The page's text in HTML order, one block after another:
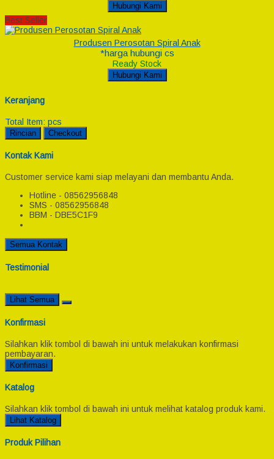
Hubungi Kami
Best Seller
Produsen Perosotan Spiral Anak
*harga hubungi cs
Ready Stock
Hubungi Kami
Keranjang
Total Item: pcs
Rincian Checkout
Kontak Kami
Customer service kami siap melayani dan membantu Anda.
Hotline - 08562956848
SMS - 08562956848
BBM - DBE5C1F9
Semua Kontak
Testimonial
Lihat Semua
Konfirmasi
Silahkan klik tombol di bawah ini untuk melakukan konfirmasi
pembayaran.
Konfirmasi
Katalog
Silahkan klik tombol di bawah ini untuk melihat katalog produk kami.
Lihat Katalog
Produk Pilihan